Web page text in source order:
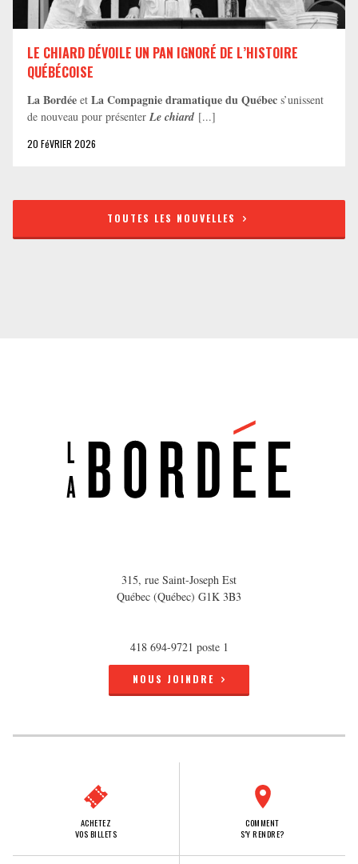
LE CHIARD DÉVOILE UN PAN IGNORÉ DE L’HISTOIRE
QUÉBÉCOISE
La Bordée et La Compagnie dramatique du Québec s’unissent
de nouveau pour présenter Le chiard [...]
20 FéVRIER 2026
TOUTES LES NOUVELLES
315, rue Saint-Joseph Est
Québec (Québec) G1K 3B3
418 694-9721 poste 1
NOUS JOINDRE
ACHETEZ
VOS BILLETS
COMMENT
S'Y RENDRE?